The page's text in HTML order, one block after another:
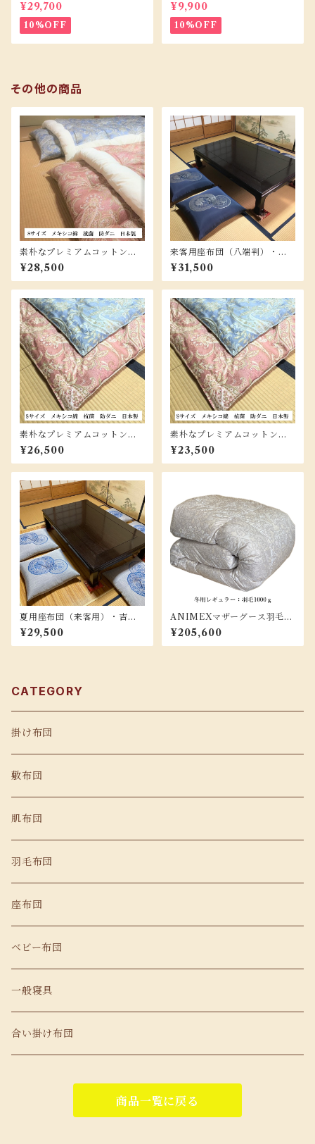
¥29,700
10%OFF
¥9,900
10%OFF
その他の商品
素朴なプレミアムコットン掛
け布団（和風） /Ｓサイズ 3.
3ｋｇ
¥28,500
来客用座布団（八端判）・吉
祥紬 5枚組 (カラー3色）
¥31,500
素朴なプレミアムコットン合
掛け布団（洋風） / Ｓサイ
ズ 2.5ｋｇ
¥26,500
素朴なプレミアムコットン肌
布団（洋風） / Ｓサイズ 1.8
ｋｇ
¥23,500
夏用座布団（来客用）・吉祥
紬５枚組
¥29,500
ANIMEXマザーグース羽毛布
団/SLサイズ『リュクス-SL-1
000』
¥205,600
CATEGORY
掛け布団
敷布団
肌布団
羽毛布団
座布団
ベビー布団
一般寝具
合い掛け布団
商品一覧に戻る